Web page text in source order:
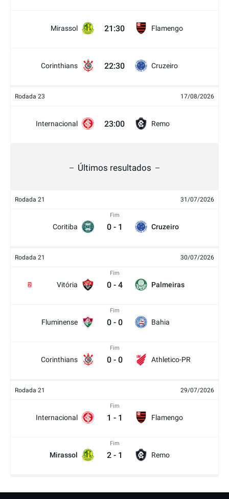
Mirassol 21:30 Flamengo
Corinthians 22:30 Cruzeiro
Rodada 23 17/08/2026
Internacional 23:00 Remo
Últimos resultados
Rodada 21 31/07/2026
Coritiba
Fim
0 - 1 Cruzeiro
Rodada 21 30/07/2026
Vitória
2
Fim
0 - 4 Palmeiras
Fluminense
Fim
0 - 0 Bahia
Corinthians
Fim
0 - 0 Athletico-PR
Rodada 21 29/07/2026
Internacional
Fim
1 - 1 Flamengo
Mirassol
Fim
2 - 1 Remo